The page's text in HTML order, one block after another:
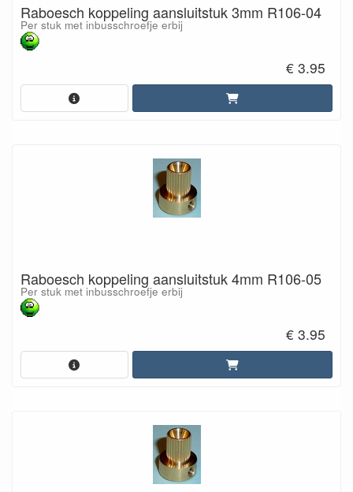
Raboesch koppeling aansluitstuk 3mm R106-04
Per stuk met inbusschroefje erbij
€ 3.95
Raboesch koppeling aansluitstuk 4mm R106-05
Per stuk met inbusschroefje erbij
€ 3.95